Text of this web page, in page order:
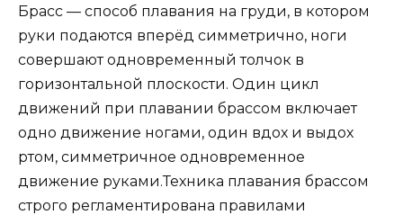
Брасс — способ плавания на груди, в котором
руки подаются вперёд симметрично, ноги
совершают одновременный толчок в
горизонтальной плоскости. Один цикл
движений при плавании брассом включает
одно движение ногами, один вдох и выдох
ртом, симметричное одновременное
движение руками.Техника плавания брассом
строго регламентирована правилами